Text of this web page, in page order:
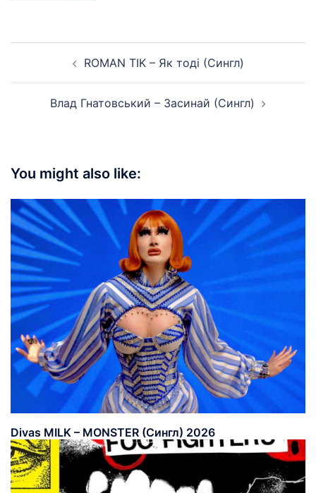
navigationROMAN TIK – Як тоді (Сингл)
Влад Гнатовський – Засинай (Сингл)
You might also like:
Divas MILK – MONSTER (Сингл) 2026